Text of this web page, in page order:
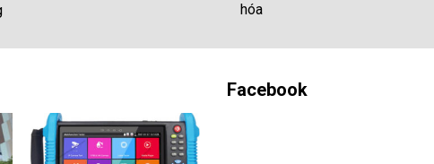
hóa
Facebook